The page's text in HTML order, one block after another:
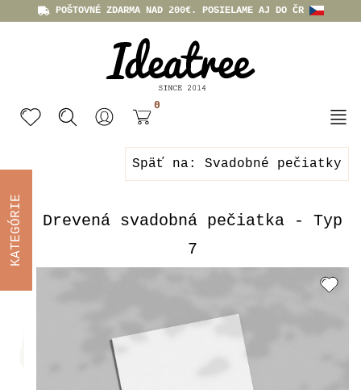
POŠTOVNÉ ZDARMA NAD 200€. POSIELAME AJ DO ČR
0
Späť na: Svadobné pečiatky
Drevená svadobná pečiatka - Typ
7
KATEGÓRIE